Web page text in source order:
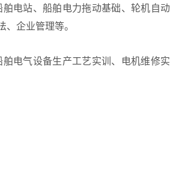
电站、船舶电力拖动基础、轮机自动
企业管理等。
电气设备生产工艺实训、电机维修实